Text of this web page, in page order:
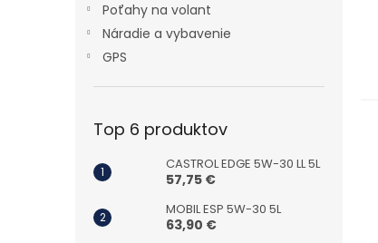
Poťahy na volant
Náradie a vybavenie
GPS
Top 6 produktov
CASTROL EDGE 5W-30 LL 5L
57,75 €
MOBIL ESP 5W-30 5L
63,90 €